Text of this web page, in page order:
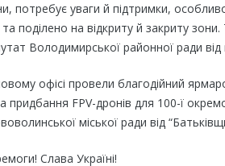
потребує уваги й підтримки,
поділено на відкриту й закриту
Володимирської районної ради від
офісі провели благодійний
придбання FPV-дронів для 100-ї
міської ради від
Слава Україні!